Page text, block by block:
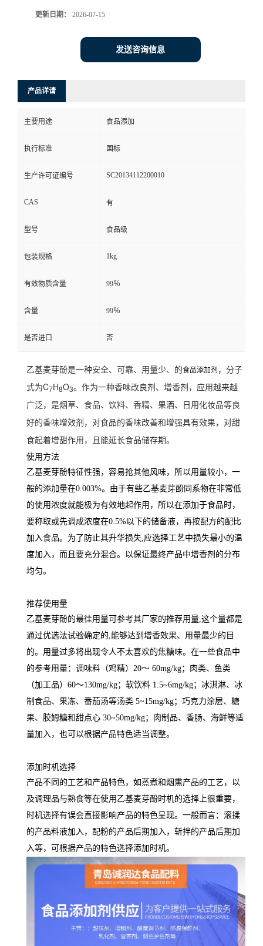
更新日期： 2026-07-15
发送咨询信息
产品详请
主要用途 食品添加
执行标准 国标
生产许可证编号 SC20134112200010
CAS 有
型号 食品级
包装规格 1kg
有效物质含量 99％
含量 99％
是否进口 否
乙基麦芽酚是一种安全、可靠、用量少、的食品添加剂 ，分子
式为C7H8O3。作为一种香味改良剂、增香剂，应用越来越
广泛，是烟草、食品、饮料、香精、果酒、日用化妆品等良
好的香味增效剂，对食品的香味改善和增强具有效果，对甜
食起着增甜作用，且能延长食品储存期。
使用方法
乙基麦芽酚特征性强，容易抢其他风味，所以用量较小，一
般的添加量在0.003%。由于有些乙基麦芽酚同系物在非常低
的使用浓度就能极为有效地起作用，所以在添加于食品时，
要称取或先调成浓度在0.5%以下的储备液，再按配方的配比
加入食品。为了防止其升华损失,应选择工艺中损失最小的温
度加入，而且要充分混合。以保证最终产品中增香剂的分布
均匀。
推荐使用量
乙基麦芽酚的最徍用量可参考其厂家的推荐用量,这个量都是
通过优选法试验确定的,能够达到增香效果、用量最少的目
的。用量过多将出现令人不太喜欢的焦糖味。在一些食品中
的参考用量：调味料（鸡精）20～ 60mg/kg；肉类、鱼类
（加工品）60～130mg/kg；软饮料 1.5~6mg/kg；冰淇淋、冰
制食品、果冻、番茄汤等汤类 5~15mg/kg；巧克力涂层、糖
果、胶姆糖和甜点心 30~50mg/kg；肉制品、香肠、海鲜等适
量加入，也可以根据产品特色适当调整。
添加时机选择
产品不同的工艺和产品特色，如蒸煮和烟熏产品的工艺，以
及调理品与熟食等在使用乙基麦芽酚时机的选择上很重要，
时机选择有误会直接影响产品的特色呈现。一般而言：滚揉
的产品料液加入，配粉的产品后期加入，斩拌的产品后期加
入等，可根据产品的特色选择添加时机。